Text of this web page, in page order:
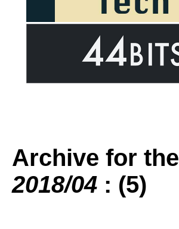
Archive for the
2018/04 : (5)